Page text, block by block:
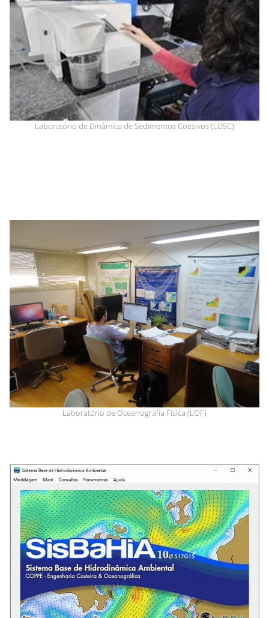
Laboratório de Dinâmica de Sedimentos Coesivos (LDSC)
Laboratório de Oceanografia Física (LOF)